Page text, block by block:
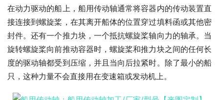
在动力驱动的船上，船用传动轴通常将容器内的传动装置直
接连接到螺旋桨，在其离开船体的位置穿过填料函或其他密
封件。还有一个推力块，一个抵抗螺旋桨轴向力的轴承。当
旋转螺旋桨向前推动容器时，螺旋桨和推力块之间的任何长
度的驱动轴都受到压缩，并且当向后拉紧时。除了最小的船
只，这种力量不会直接用在变速箱或发动机上。